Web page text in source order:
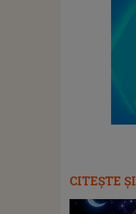
CITEȘTE ȘI